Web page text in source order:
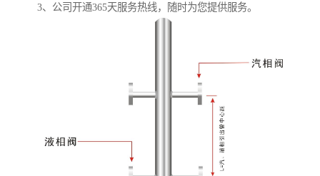
3、公司开通365天服务热线，随时为您提供服务。